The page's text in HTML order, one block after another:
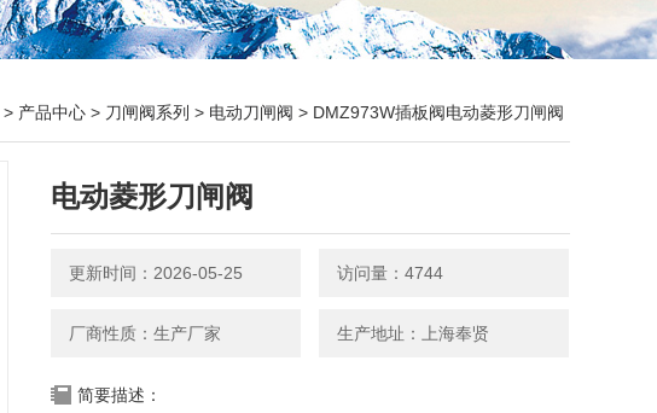
> 产品中心 > 刀闸阀系列 > 电动刀闸阀 > DMZ973W插板阀电动菱形刀闸阀
电动菱形刀闸阀
更新时间：2026-05-25 访问量：4744
厂商性质：生产厂家 生产地址：上海奉贤
简要描述：